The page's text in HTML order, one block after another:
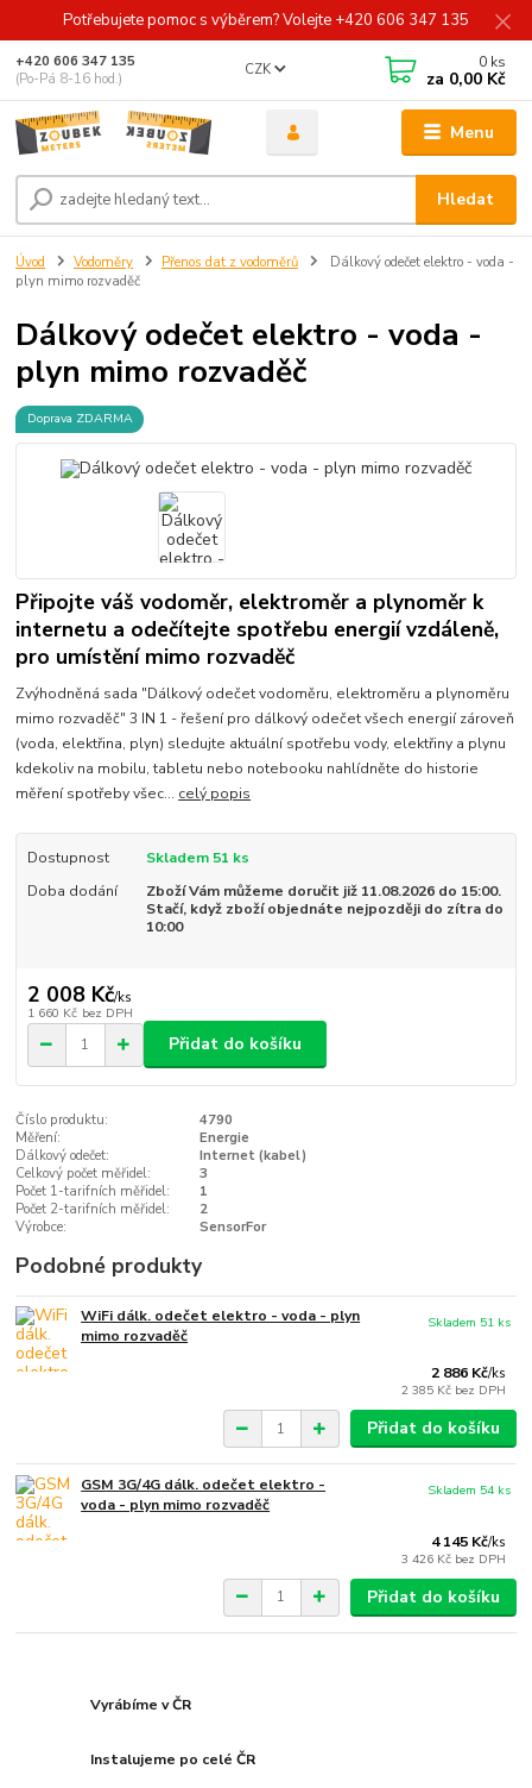
Potřebujete pomoc s výběrem? Volejte +420 606 347 135
Menu
CZK
Hledat
+420 606 347 135
(Po-Pá 8-16 hod.)
0 ks
za 0,00 Kč
Úvod Vodoměry Přenos dat z vodoměrů
Dálkový odečet elektro - voda -
plyn mimo rozvaděč
Dálkový odečet elektro - voda -
plyn mimo rozvaděč
Doprava ZDARMA
Připojte váš vodoměr, elektroměr a plynoměr k
internetu a odečítejte spotřebu energií vzdáleně,
pro umístění mimo rozvaděč
Zvýhodněná sada "Dálkový odečet vodoměru, elektroměru a plynoměru
mimo rozvaděč" 3 IN 1 - řešení pro dálkový odečet všech energií zároveň
(voda, elektřina, plyn) sledujte aktuální spotřebu vody, elektřiny a plynu
kdekoliv na mobilu, tabletu nebo notebooku nahlídněte do historie
měření spotřeby všec... celý popis
Dostupnost
Skladem 51 ks
Doba dodání
Zboží Vám můžeme doručit již 11.08.2026 do 15:00.
Stačí, když zboží objednáte nejpozději do zítra do
10:00
2 008 Kč/ks
1 660 Kč bez DPH
Přidat do košíku
Číslo produktu:
4790
Měření:
Energie
Dálkový odečet:
Internet (kabel)
Celkový počet měřidel:
3
Počet 1-tarifních měřidel:
1
Počet 2-tarifních měřidel:
2
Výrobce:
SensorFor
Podobné produkty
WiFi dálk. odečet elektro - voda - plyn
mimo rozvaděč
2 886 Kč/ks
2 385 Kč bez DPH
Skladem 51 ks
Přidat do košíku
GSM 3G/4G dálk. odečet elektro -
voda - plyn mimo rozvaděč
4 145 Kč/ks
3 426 Kč bez DPH
Skladem 54 ks
Přidat do košíku
Vyrábíme v ČR
Instalujeme po celé ČR